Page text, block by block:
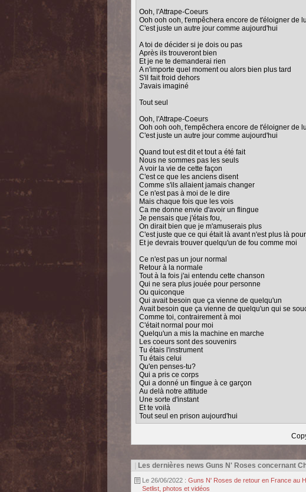
Ooh, l'Attrape-Coeurs
Ooh ooh ooh, t'empêchera encore de t'éloigner de
C'est juste un autre jour comme aujourd'hui
A toi de décider si je dois ou pas
Après ils trouveront bien
Et je ne te demanderai rien
A n'importe quel moment ou alors bien plus tard
S'il fait froid dehors
J'avais imaginé
Tout seul
Ooh, l'Attrape-Coeurs
Ooh ooh ooh, t'empêchera encore de t'éloigner de
C'est juste un autre jour comme aujourd'hui
Quand tout est dit et tout a été fait
Nous ne sommes pas les seuls
A voir la vie de cette façon
C'est ce que les anciens disent
Comme s'ils allaient jamais changer
Ce n'est pas à moi de le dire
Mais chaque fois que les vois
Ca me donne envie d'avoir un flingue
Je pensais que j'étais fou,
On dirait bien que je m'amuserais plus
C'est juste que ce qui était là avant n'est plus là
Et je devrais trouver quelqu'un de fou comme moi
Ce n'est pas un jour normal
Retour à la normale
Tout à la fois j'ai entendu cette chanson
Qui ne sera plus jouée pour personne
Ou quiconque
Qui avait besoin que ça vienne de quelqu'un
Avait besoin que ça vienne de quelqu'un qui se
Comme toi, contrairement à moi
C'était normal pour moi
Quelqu'un a mis la machine en marche
Les coeurs sont des souvenirs
Tu étais l'instrument
Tu étais celui
Qu'en penses-tu?
Qui a pris ce corps
Qui a donné un flingue à ce garçon
Au delà notre attitude
Une sorte d'instant
Et te voilà
Tout seul en prison aujourd'hui
Les dernières news Guns N' Roses concernant
Le 26/06/2022 : Guns N' Roses de retour en France au
Setlist, photos et vidéos